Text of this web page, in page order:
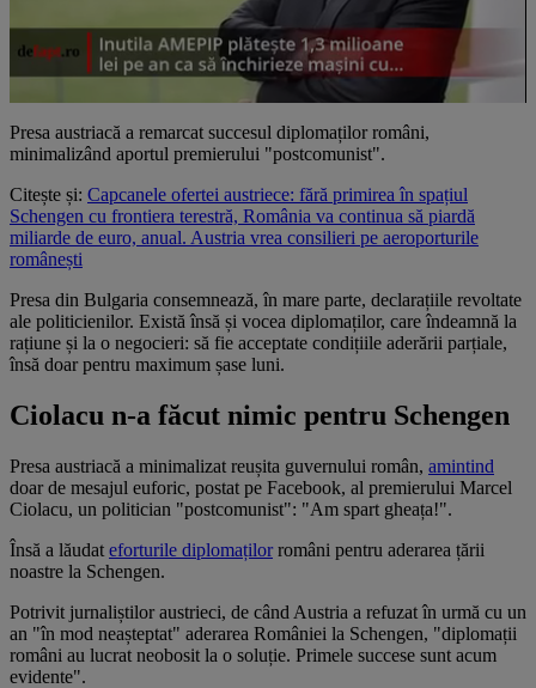
Presa austriacă a remarcat succesul diplomaților români,
minimalizând aportul premierului "postcomunist".
Citește și: Capcanele ofertei austriece: fără primirea în spațiul
Schengen cu frontiera terestră, România va continua să piardă
miliarde de euro, anual. Austria vrea consilieri pe aeroporturile
românești
Presa din Bulgaria consemnează, în mare parte, declarațiile revoltate
ale politicienilor. Există însă și vocea diplomaților, care îndeamnă la
rațiune și la o negocieri: să fie acceptate condițiile aderării parțiale,
însă doar pentru maximum șase luni.
Ciolacu n-a făcut nimic pentru Schengen
Presa austriacă a minimalizat reușita guvernului român, amintind
doar de mesajul euforic, postat pe Facebook, al premierului Marcel
Ciolacu, un politician "postcomunist": "Am spart gheața!".
Însă a lăudat eforturile diplomațilorromâni pentru aderarea țării
noastre la Schengen.
Potrivit jurnaliștilor austrieci, de când Austria a refuzat în urmă cu un
an "în mod neașteptat" aderarea României la Schengen, "diplomații
români au lucrat neobosit la o soluție. Primele succese sunt acum
evidente".